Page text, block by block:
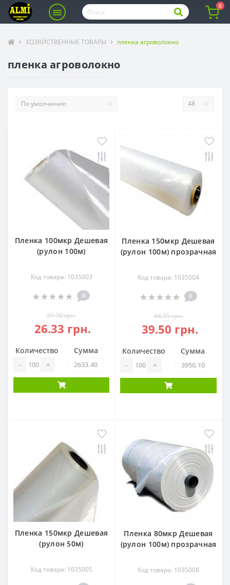
0
ХОЗЯЙСТВЕННЫЕ ТОВАРЫ пленка агроволокно
пленка агроволокно
Пленка 100мкр Дешевая
(рулон 100м)
Код товара: 1035003
0
29.70 грн.
26.33 грн.
Количество
- +
Сумма
Пленка 150мкр Дешевая
(рулон 100м) прозрачная
Код товара: 1035004
0
44.55 грн.
39.50 грн.
Количество
- +
Сумма
Пленка 150мкр Дешевая
(рулон 50м)
Код товара: 1035005
Пленка 80мкр Дешевая
(рулон 100м) прозрачная
Код товара: 1035008